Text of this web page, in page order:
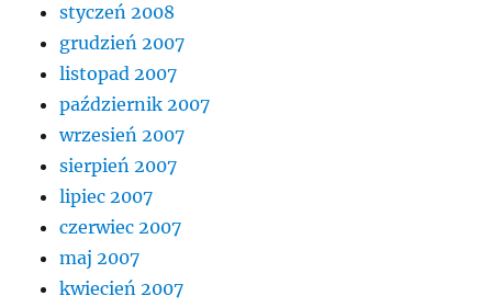
styczeń 2008
grudzień 2007
listopad 2007
październik 2007
wrzesień 2007
sierpień 2007
lipiec 2007
czerwiec 2007
maj 2007
kwiecień 2007